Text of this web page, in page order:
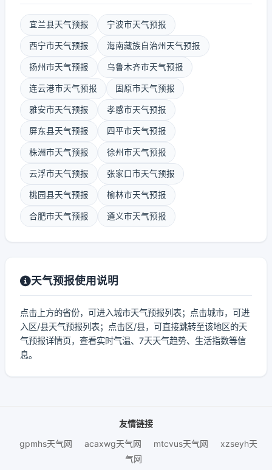
宜兰县天气预报 宁波市天气预报
西宁市天气预报 海南藏族自治州天气预报
扬州市天气预报 乌鲁木齐市天气预报
连云港市天气预报 固原市天气预报
雅安市天气预报 孝感市天气预报
屏东县天气预报 四平市天气预报
株洲市天气预报 徐州市天气预报
云浮市天气预报 张家口市天气预报
桃园县天气预报 榆林市天气预报
合肥市天气预报 遵义市天气预报
天气预报使用说明
点击上方的省份，可进入城市天气预报列表；点击城市，可进
入区/县天气预报列表；点击区/县，可直接跳转至该地区的天
气预报详情页，查看实时气温、7天天气趋势、生活指数等信
息。
友情链接
gpmhs天气网
acaxwg天气网 mtcvus天气网
xzseyh天
气网